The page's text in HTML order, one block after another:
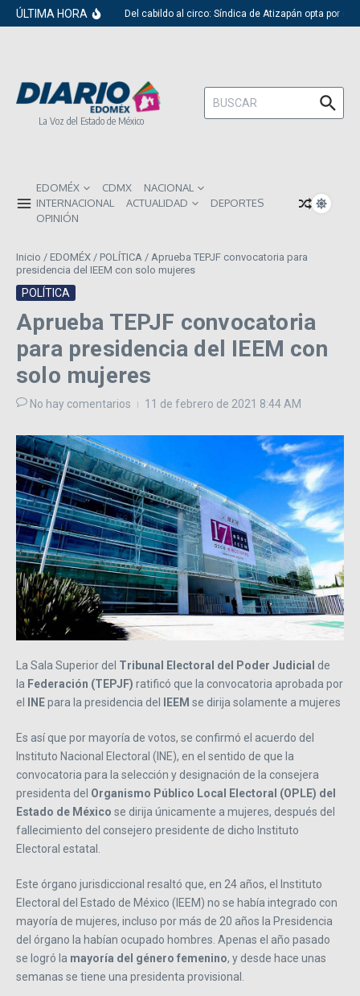
Saltar al contenido
ÚLTIMA HORA Del cabildo al circo: Síndica de Atizapán opta por el
La Voz del Estado de México
Buscar:
EDOMÉX CDMX
NACIONAL
INTERNACIONAL
ACTUALIDAD
DEPORTES
OPINIÓN
Inicio / EDOMÉX / POLÍTICA / Aprueba TEPJF convocatoria para
presidencia del IEEM con solo mujeres
POLÍTICA
Aprueba TEPJF convocatoria
para presidencia del IEEM con
solo mujeres
No hay comentarios 11 de febrero de 2021 8:44 AM
La Sala Superior del Tribunal Electoral del Poder Judicial de
la Federación (TEPJF) ratificó que la convocatoria aprobada por
el
INEpara la presidencia del IEEM se dirija solamente a mujeres
Es así que por mayoría de votos, se confirmó el acuerdo del
Instituto Nacional Electoral (INE), en el sentido de que la
convocatoria para la selección y designación de la consejera
presidenta del Organismo Público Local Electoral (OPLE) del
Estado de México se dirija únicamente a mujeres, después del
fallecimiento del consejero presidente de dicho Instituto
Electoral estatal.
Este órgano jurisdiccional resaltó que, en 24 años, el Instituto
Electoral del Estado de México (IEEM) no se había integrado con
mayoría de mujeres, incluso por más de 20 años la Presidencia
del órgano la habían ocupado hombres. Apenas el año pasado
se logró la mayoría del género femenino, y desde hace unas
semanas se tiene una presidenta provisional.